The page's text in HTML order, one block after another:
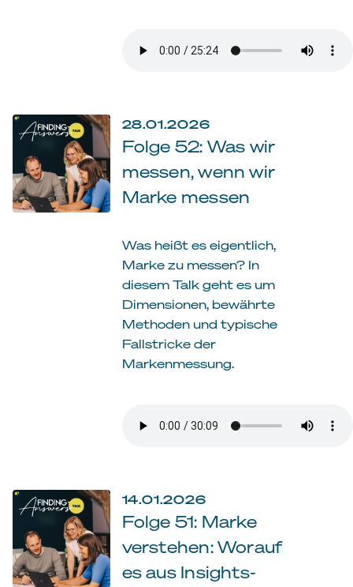
28.01.2026
Folge 52: Was wir
messen, wenn wir
Marke messen
Was heißt es eigentlich,
Marke zu messen? In
diesem Talk geht es um
Dimensionen, bewährte
Methoden und typische
Fallstricke der
Markenmessung.
14.01.2026
Folge 51: Marke
verstehen: Worauf
es aus Insights-